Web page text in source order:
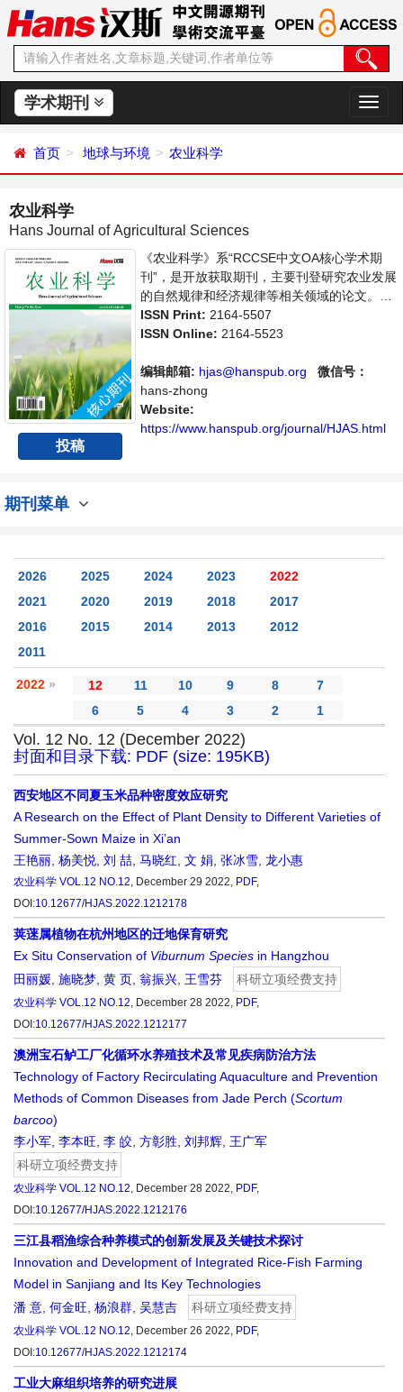
学术期刊
切
换
首页 地球与环境 农业科学
农业科学
Hans Journal of Agricultural Sciences
投稿
《农业科学》系“RCCSE中文OA核心学术期
刊”，是开放获取期刊，主要刊登研究农业发展
的自然规律和经济规律等相关领域的论文。本
刊集学术性、思想性为一体，支持思想创新、
学术创新，倡导科学并致力于学术繁荣，旨在
提供一个传播、分享和讨论农业科学问题与发
展的交流平台。
ISSN Print: 2164-5507
ISSN Online: 2164-5523
编辑邮箱: hjas@hanspub.org
微信号：
hans-zhong
Website:
https://www.hanspub.org/journal/HJAS.html
期刊菜单
2026 2025 2024 2023
2022
2021
2020 2019 2018
2017
2016
2015 2014 2013
2012
2011
2022 » 12 11 10 9 8
7
6
5 4 3 2 1
Vol. 12 No. 12 (December 2022)
封面和目录下载: PDF (size: 195KB)
西安地区不同夏玉米品种密度效应研究
A Research on the Effect of Plant Density to Different Varieties of
Summer-Sown Maize in Xi’an
王艳丽 杨美悦 刘 喆 马晓红 文 娟 张冰雪 龙小惠
农业科学 VOL.12 NO.12, December 29 2022, PDF,
DOI:10.12677/HJAS.2022.1212178
荚蒾属植物在杭州地区的迁地保育研究
Ex Situ Conservation of Viburnum Species in Hangzhou
田丽媛 施晓梦 黄 页 翁振兴 王雪芬 科研立项经费支持
农业科学 VOL.12 NO.12, December 28 2022, PDF,
DOI:10.12677/HJAS.2022.1212177
澳洲宝石鲈工厂化循环水养殖技术及常见疾病防治方法
Technology of Factory Recirculating Aquaculture and Prevention
Methods of Common Diseases from Jade Perch (Scortum
barcoo)
李小军 李本旺 李 皎 方彰胜 刘邦辉 王广军
科研立项经费支持
农业科学 VOL.12 NO.12, December 28 2022, PDF,
DOI:10.12677/HJAS.2022.1212176
三江县稻渔综合种养模式的创新发展及关键技术探讨
Innovation and Development of Integrated Rice-Fish Farming
Model in Sanjiang and Its Key Technologies
潘 意 何金旺 杨浪群 吴慧吉 科研立项经费支持
农业科学 VOL.12 NO.12, December 26 2022, PDF,
DOI:10.12677/HJAS.2022.1212174
工业大麻组织培养的研究进展